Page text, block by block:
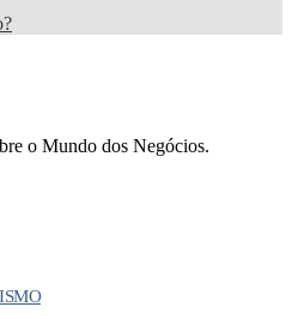
o Mundo dos Negócios.